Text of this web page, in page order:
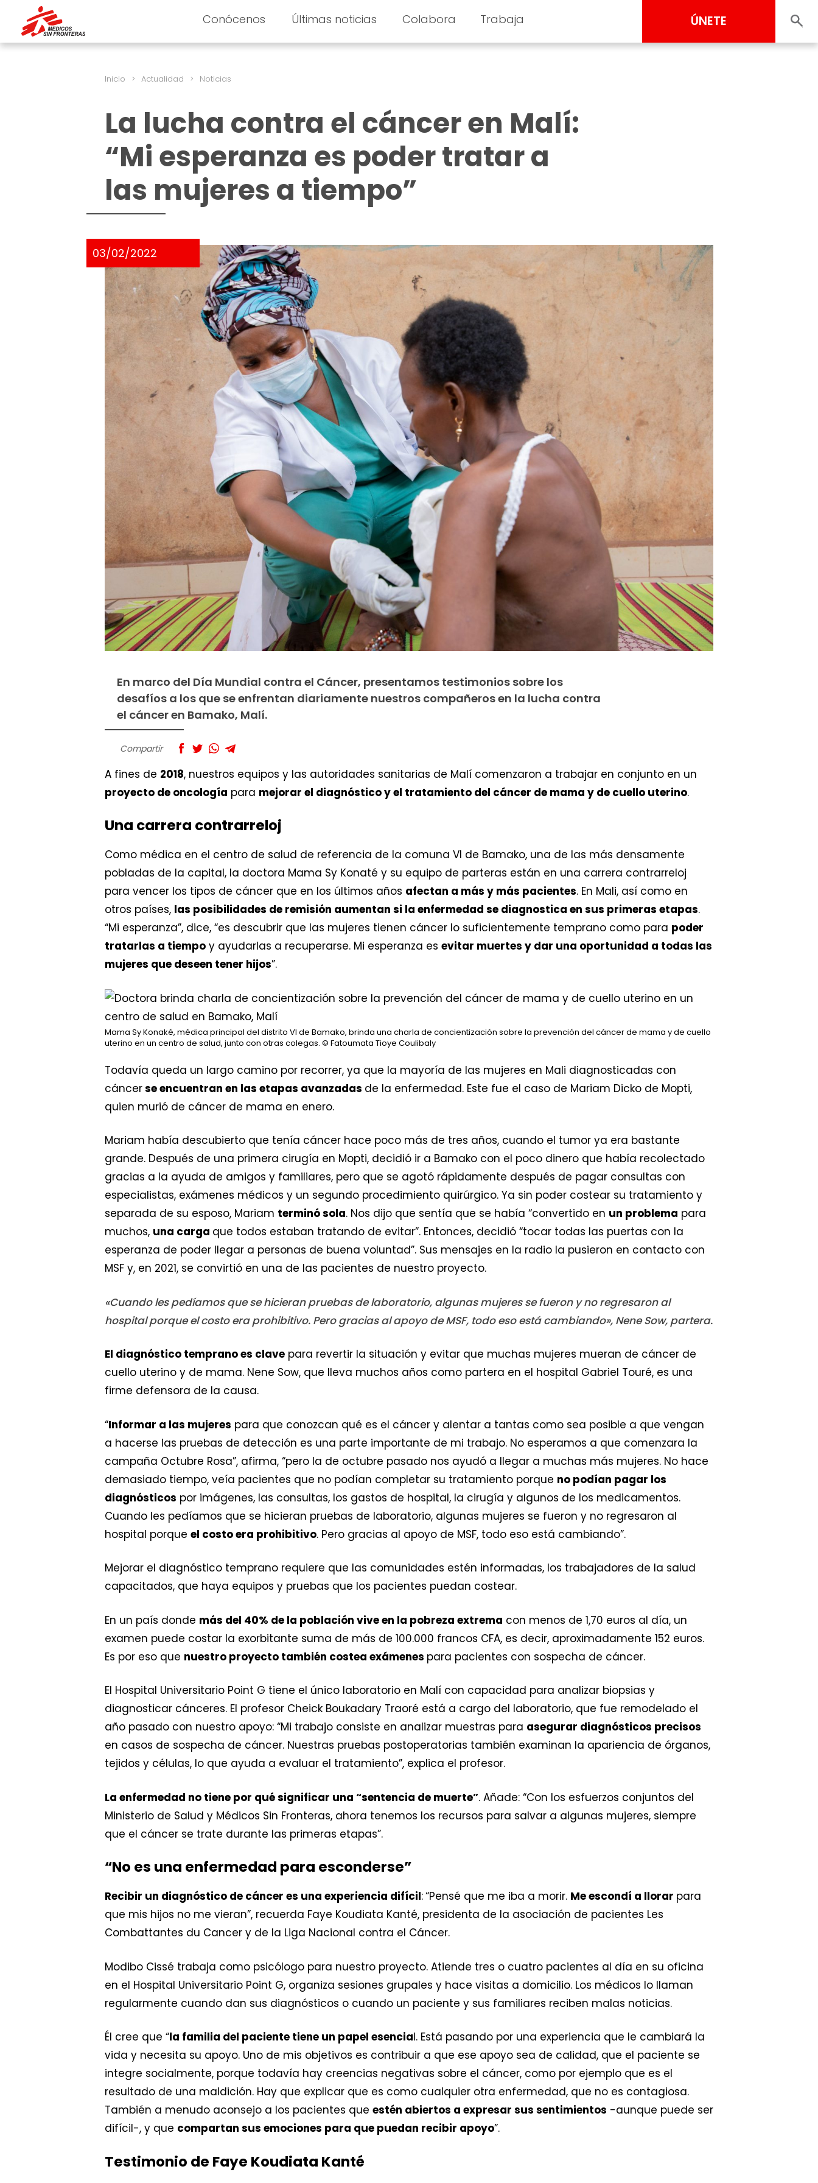
Conócenos Últimas noticias Colabora Trabaja ÚNETE
Inicio > Actualidad > Noticias
La lucha contra el cáncer en Malí:
“Mi esperanza es poder tratar a
las mujeres a tiempo”
03/02/2022
En marco del Día Mundial contra el Cáncer, presentamos testimonios sobre los
desafíos a los que se enfrentan diariamente nuestros compañeros en la lucha contra
el cáncer en Bamako, Malí.
Compartir
A fines de 2018, nuestros equipos y las autoridades sanitarias de Malí comenzaron a trabajar en conjunto en un
proyecto de oncología para mejorar el diagnóstico y el tratamiento del cáncer de mama y de cuello uterino.
Una carrera contrarreloj
Como médica en el centro de salud de referencia de la comuna VI de Bamako, una de las más densamente
pobladas de la capital, la doctora Mama Sy Konaté y su equipo de parteras están en una carrera contrarreloj
para vencer los tipos de cáncer que en los últimos años afectan a más y más pacientes. En Mali, así como en
otros países, las posibilidades de remisión aumentan si la enfermedad se diagnostica en sus primeras etapas.
“Mi esperanza”, dice, “es descubrir que las mujeres tienen cáncer lo suficientemente temprano como para poder
tratarlas a tiempo y ayudarlas a recuperarse. Mi esperanza es evitar muertes y dar una oportunidad a todas las
mujeres que deseen tener hijos”.
Mama Sy Konaké, médica principal del distrito VI de Bamako, brinda una charla de concientización sobre la prevención del cáncer de mama y de cuello
uterino en un centro de salud, junto con otras colegas. © Fatoumata Tioye Coulibaly
Todavía queda un largo camino por recorrer, ya que la mayoría de las mujeres en Mali diagnosticadas con
cáncerse encuentran en las etapas avanzadas de la enfermedad. Este fue el caso de Mariam Dicko de Mopti,
quien murió de cáncer de mama en enero.
Mariam había descubierto que tenía cáncer hace poco más de tres años, cuando el tumor ya era bastante
grande. Después de una primera cirugía en Mopti, decidió ir a Bamako con el poco dinero que había recolectado
gracias a la ayuda de amigos y familiares, pero que se agotó rápidamente después de pagar consultas con
especialistas, exámenes médicos y un segundo procedimiento quirúrgico. Ya sin poder costear su tratamiento y
separada de su esposo, Mariam terminó sola. Nos dijo que sentía que se había “convertido en un problema para
muchos, una carga que todos estaban tratando de evitar”. Entonces, decidió “tocar todas las puertas con la
esperanza de poder llegar a personas de buena voluntad”. Sus mensajes en la radio la pusieron en contacto con
MSF y, en 2021, se convirtió en una de las pacientes de nuestro proyecto.
«Cuando les pedíamos que se hicieran pruebas de laboratorio, algunas mujeres se fueron y no regresaron al
hospital porque el costo era prohibitivo. Pero gracias al apoyo de MSF, todo eso está cambiando», Nene Sow, partera.
El diagnóstico temprano es clave para revertir la situación y evitar que muchas mujeres mueran de cáncer de
cuello uterino y de mama. Nene Sow, que lleva muchos años como partera en el hospital Gabriel Touré, es una
firme defensora de la causa.
“Informar a las mujeres para que conozcan qué es el cáncer y alentar a tantas como sea posible a que vengan
a hacerse las pruebas de detección es una parte importante de mi trabajo. No esperamos a que comenzara la
campaña Octubre Rosa”, afirma, “pero la de octubre pasado nos ayudó a llegar a muchas más mujeres. No hace
demasiado tiempo, veía pacientes que no podían completar su tratamiento porque no podían pagar los
diagnósticos por imágenes, las consultas, los gastos de hospital, la cirugía y algunos de los medicamentos.
Cuando les pedíamos que se hicieran pruebas de laboratorio, algunas mujeres se fueron y no regresaron al
hospital porque el costo era prohibitivo. Pero gracias al apoyo de MSF, todo eso está cambiando”.
Mejorar el diagnóstico temprano requiere que las comunidades estén informadas, los trabajadores de la salud
capacitados, que haya equipos y pruebas que los pacientes puedan costear.
En un país donde más del 40% de la población vive en la pobreza extrema con menos de 1,70 euros al día, un
examen puede costar la exorbitante suma de más de 100.000 francos CFA, es decir, aproximadamente 152 euros.
Es por eso que nuestro proyecto también costea exámenes para pacientes con sospecha de cáncer.
El Hospital Universitario Point G tiene el único laboratorio en Malí con capacidad para analizar biopsias y
diagnosticar cánceres. El profesor Cheick Boukadary Traoré está a cargo del laboratorio, que fue remodelado el
año pasado con nuestro apoyo: “Mi trabajo consiste en analizar muestras para asegurar diagnósticos precisos
en casos de sospecha de cáncer. Nuestras pruebas postoperatorias también examinan la apariencia de órganos,
tejidos y células, lo que ayuda a evaluar el tratamiento”, explica el profesor.
La enfermedad no tiene por qué significar una “sentencia de muerte”. Añade: “Con los esfuerzos conjuntos del
Ministerio de Salud y Médicos Sin Fronteras, ahora tenemos los recursos para salvar a algunas mujeres, siempre
que el cáncer se trate durante las primeras etapas”.
“No es una enfermedad para esconderse”
Recibir un diagnóstico de cáncer es una experiencia difícil:“Pensé que me iba a morir. Me escondí a llorar para
que mis hijos no me vieran”, recuerda Faye Koudiata Kanté, presidenta de la asociación de pacientes Les
Combattantes du Cancer y de la Liga Nacional contra el Cáncer.
Modibo Cissé trabaja como psicólogo para nuestro proyecto. Atiende tres o cuatro pacientes al día en su oficina
en el Hospital Universitario Point G, organiza sesiones grupales y hace visitas a domicilio. Los médicos lo llaman
regularmente cuando dan sus diagnósticos o cuando un paciente y sus familiares reciben malas noticias.
Él cree que “la familia del paciente tiene un papel esencial. Está pasando por una experiencia que le cambiará la
vida y necesita su apoyo. Uno de mis objetivos es contribuir a que ese apoyo sea de calidad, que el paciente se
integre socialmente, porque todavía hay creencias negativas sobre el cáncer, como por ejemplo que es el
resultado de una maldición. Hay que explicar que es como cualquier otra enfermedad, que no es contagiosa.
También a menudo aconsejo a los pacientes que estén abiertos a expresar sus sentimientos -aunque puede ser
difícil-, y que compartan sus emociones para que puedan recibir apoyo”.
Testimonio de Faye Koudiata Kanté